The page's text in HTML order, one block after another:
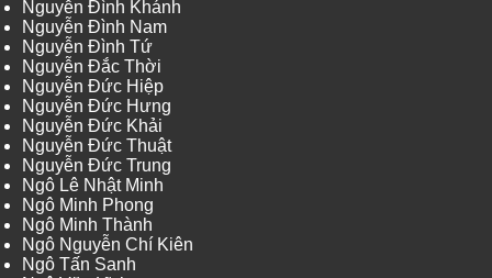
Nguyễn Đình Khánh
Nguyễn Đình Nam
Nguyễn Đình Tứ
Nguyễn Đắc Thời
Nguyễn Đức Hiệp
Nguyễn Đức Hưng
Nguyễn Đức Khải
Nguyễn Đức Thuật
Nguyễn Đức Trung
Ngô Lê Nhật Minh
Ngô Minh Phong
Ngô Minh Thành
Ngô Nguyễn Chí Kiên
Ngô Tấn Sanh